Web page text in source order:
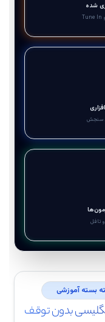
شده
سنجش
تافل
بسته آموزشی
بدون توقف